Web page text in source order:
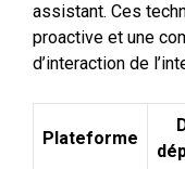
assistant. Ces
proactive et une
d’interaction de
Plateforme